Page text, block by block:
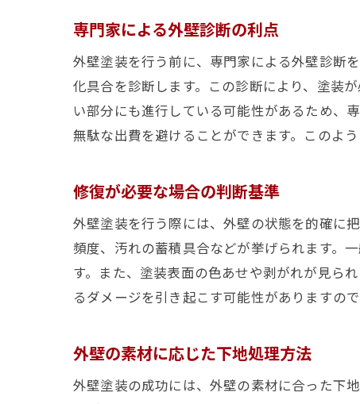
専門家による外壁診断の利点
外壁塗装を行う前に、専門家による外壁診断
化具合を診断します。この診断により、塗装
い部分にも進行している可能性があるため、
無駄な出費を避けることができます。このよ
修復が必要な場合の判断基準
外壁塗装を行う際には、外壁の状態を的確に
頻度、汚れの蓄積具合などが挙げられます。
す。また、塗装表面の色あせや剥がれが見ら
るダメージを引き起こす可能性がありますの
外壁の素材に応じた下地処理方法
外壁塗装の成功には、外壁の素材に合った下